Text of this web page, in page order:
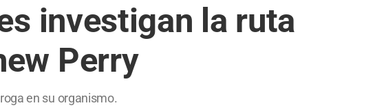
investigan la ruta
Perry
en su organismo.